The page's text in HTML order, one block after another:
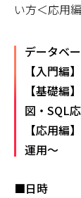
い方＜応用
データベ
【入門編
【基礎編
図・SQL
【応用編
運用～
■日時